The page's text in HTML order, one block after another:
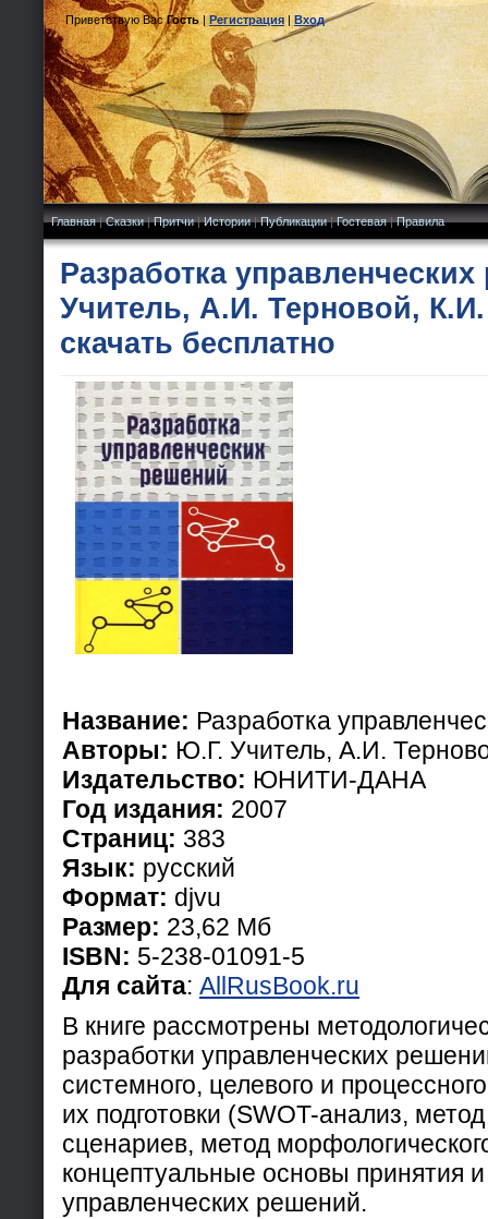
Приветствую Вас Гость|Регистрация|Вход
Главная|Сказки|Притчи|Истории|Публикации|Гостевая|Правила
Разработка
Учитель, А.И. Терновой,
скачать бесплатно
Название: Разработка
Авторы: Ю.Г. Учитель, А.И.
Издательство: ЮНИТИ-ДАНА
Год издания: 2007
Страниц: 383
Язык: русский
Формат: djvu
Размер: 23,62 Мб
ISBN: 5-238-01091-5
Для сайта: AllRusBook.ru
В книге рассмотрены
разработки управленческих
системного, целевого и
их подготовки (SWOT-анализ,
сценариев, метод
концептуальные основы принятия
управленческих решений.